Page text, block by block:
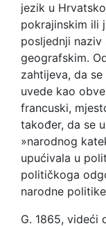
jezik u
pokrajinskim ili
posljednji
geografskim.
zahtijeva, da
uvede kao
francuski,
također, da se
»narodnog
upućivala u
političkoga
narodne
G. 1865, videći